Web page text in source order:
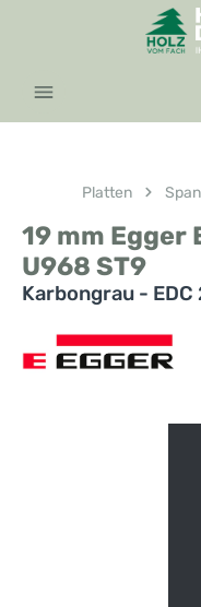
Zum Hauptinhalt springen
Platten
19 mm Egger
U968 ST9
Karbongrau - EDC